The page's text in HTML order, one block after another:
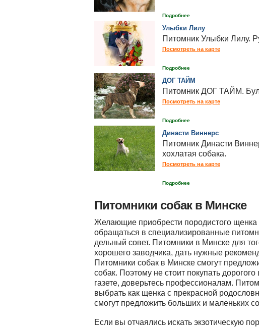
Подробнее
Улыбки Лилу
Питомник Улыбки Лилу.
Посмотреть на карте
Подробнее
ДОГ ТАЙМ
Питомник ДОГ ТАЙМ.
Посмотреть на карте
Подробнее
Династи Виннерс
Питомник Династи
хохлатая собака.
Посмотреть на карте
Подробнее
Питомники собак в Минске
Желающие приобрести породистого
обращаться в специализированные
дельный совет. Питомники в Минске для
хорошего заводчика, дать нужные
Питомники собак в Минске смогут
собак. Поэтому не стоит покупать
газете, доверьтесь профессионалам.
выбрать как щенка с прекрасной
смогут предложить больших и маленьких
Если вы отчаялись искать экзотическую